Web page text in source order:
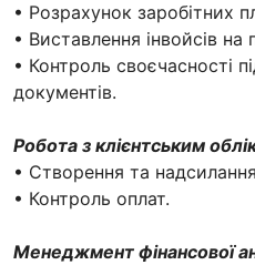
• Розрахунок заробітних
• Виставлення інвойсів на
• Контроль своєчасності
документів.
Робота з клієнтським
• Створення та
• Контроль оплат.
Менеджмент фінансової